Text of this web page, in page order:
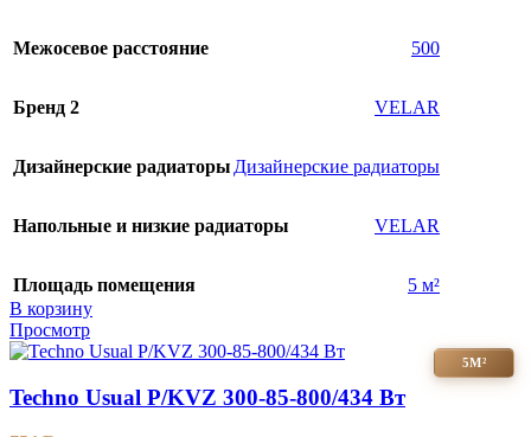
Межосевое расстояние 500
Бренд 2 VELAR
Дизайнерские радиаторы Дизайнерские радиаторы
Напольные и низкие радиаторы VELAR
Площадь помещения
5 м²
В корзину
Просмотр
5М²
Techno Usual P/KVZ 300-85-800/434 Вт